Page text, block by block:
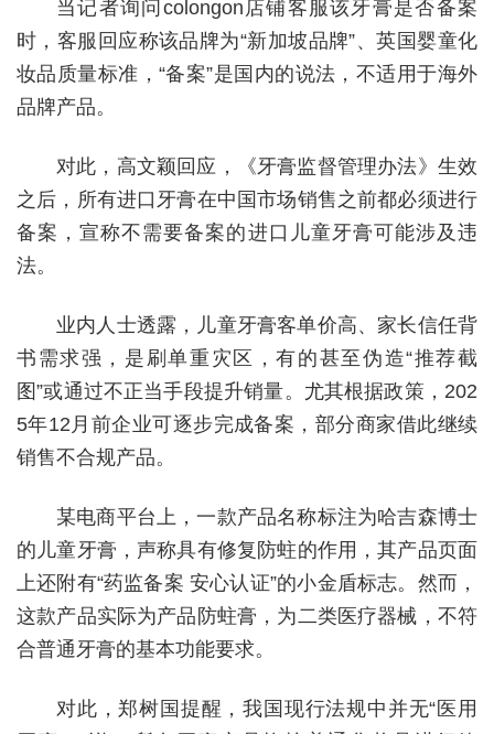
当记者询问colongon店铺客服该牙膏是否备案
时，客服回应称该品牌为“新加坡品牌”、英国婴童化
妆品质量标准，“备案”是国内的说法，不适用于海外
品牌产品。
对此，高文颖回应，《牙膏监督管理办法》生效
之后，所有进口牙膏在中国市场销售之前都必须进行
备案，宣称不需要备案的进口儿童牙膏可能涉及违
法。
业内人士透露，儿童牙膏客单价高、家长信任背
书需求强，是刷单重灾区，有的甚至伪造“推荐截
图”或通过不正当手段提升销量。尤其根据政策，202
5年12月前企业可逐步完成备案，部分商家借此继续
销售不合规产品。
某电商平台上，一款产品名称标注为哈吉森博士
的儿童牙膏，声称具有修复防蛀的作用，其产品页面
上还附有“药监备案 安心认证”的小金盾标志。然而，
这款产品实际为产品防蛀膏，为二类医疗器械，不符
合普通牙膏的基本功能要求。
对此，郑树国提醒，我国现行法规中并无“医用